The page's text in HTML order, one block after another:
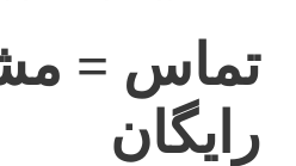
تماس =
رایگان